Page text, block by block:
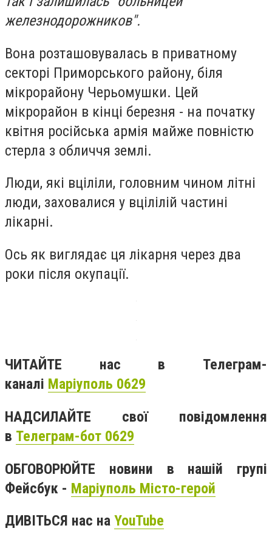
железнодорожников".
Вона розташовувалась в приватному
секторі Приморського району, біля
мікрорайону Черьомушки. Цей
мікрорайон в кінці березня - на початку
квітня російська армія майже повністю
стерла з обличчя землі.
Люди, які вціліли, головним чином літні
люди, заховалися у вцілілій частині
лікарні.
Ось як виглядає ця лікарня через два
роки після окупації.
ЧИТАЙТЕ нас в Телеграм-
каналі Маріуполь 0629
НАДСИЛАЙТЕ свої повідомлення
в Телеграм-бот 0629
ОБГОВОРЮЙТЕ новини в нашій групі
Фейсбук - Маріуполь Місто-герой
ДИВІТЬСЯ нас на YouTube